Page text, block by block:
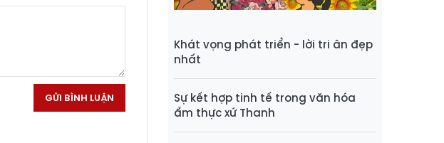
GỬI BÌNH LUẬN
Khát vọng phát triển - lời tri ân đẹp
nhất
Sự kết hợp tinh tế trong văn hóa
ẩm thực xứ Thanh